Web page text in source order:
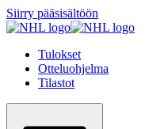
Siirry pääsisältöön
Tulokset
Otteluohjelma
Tilastot